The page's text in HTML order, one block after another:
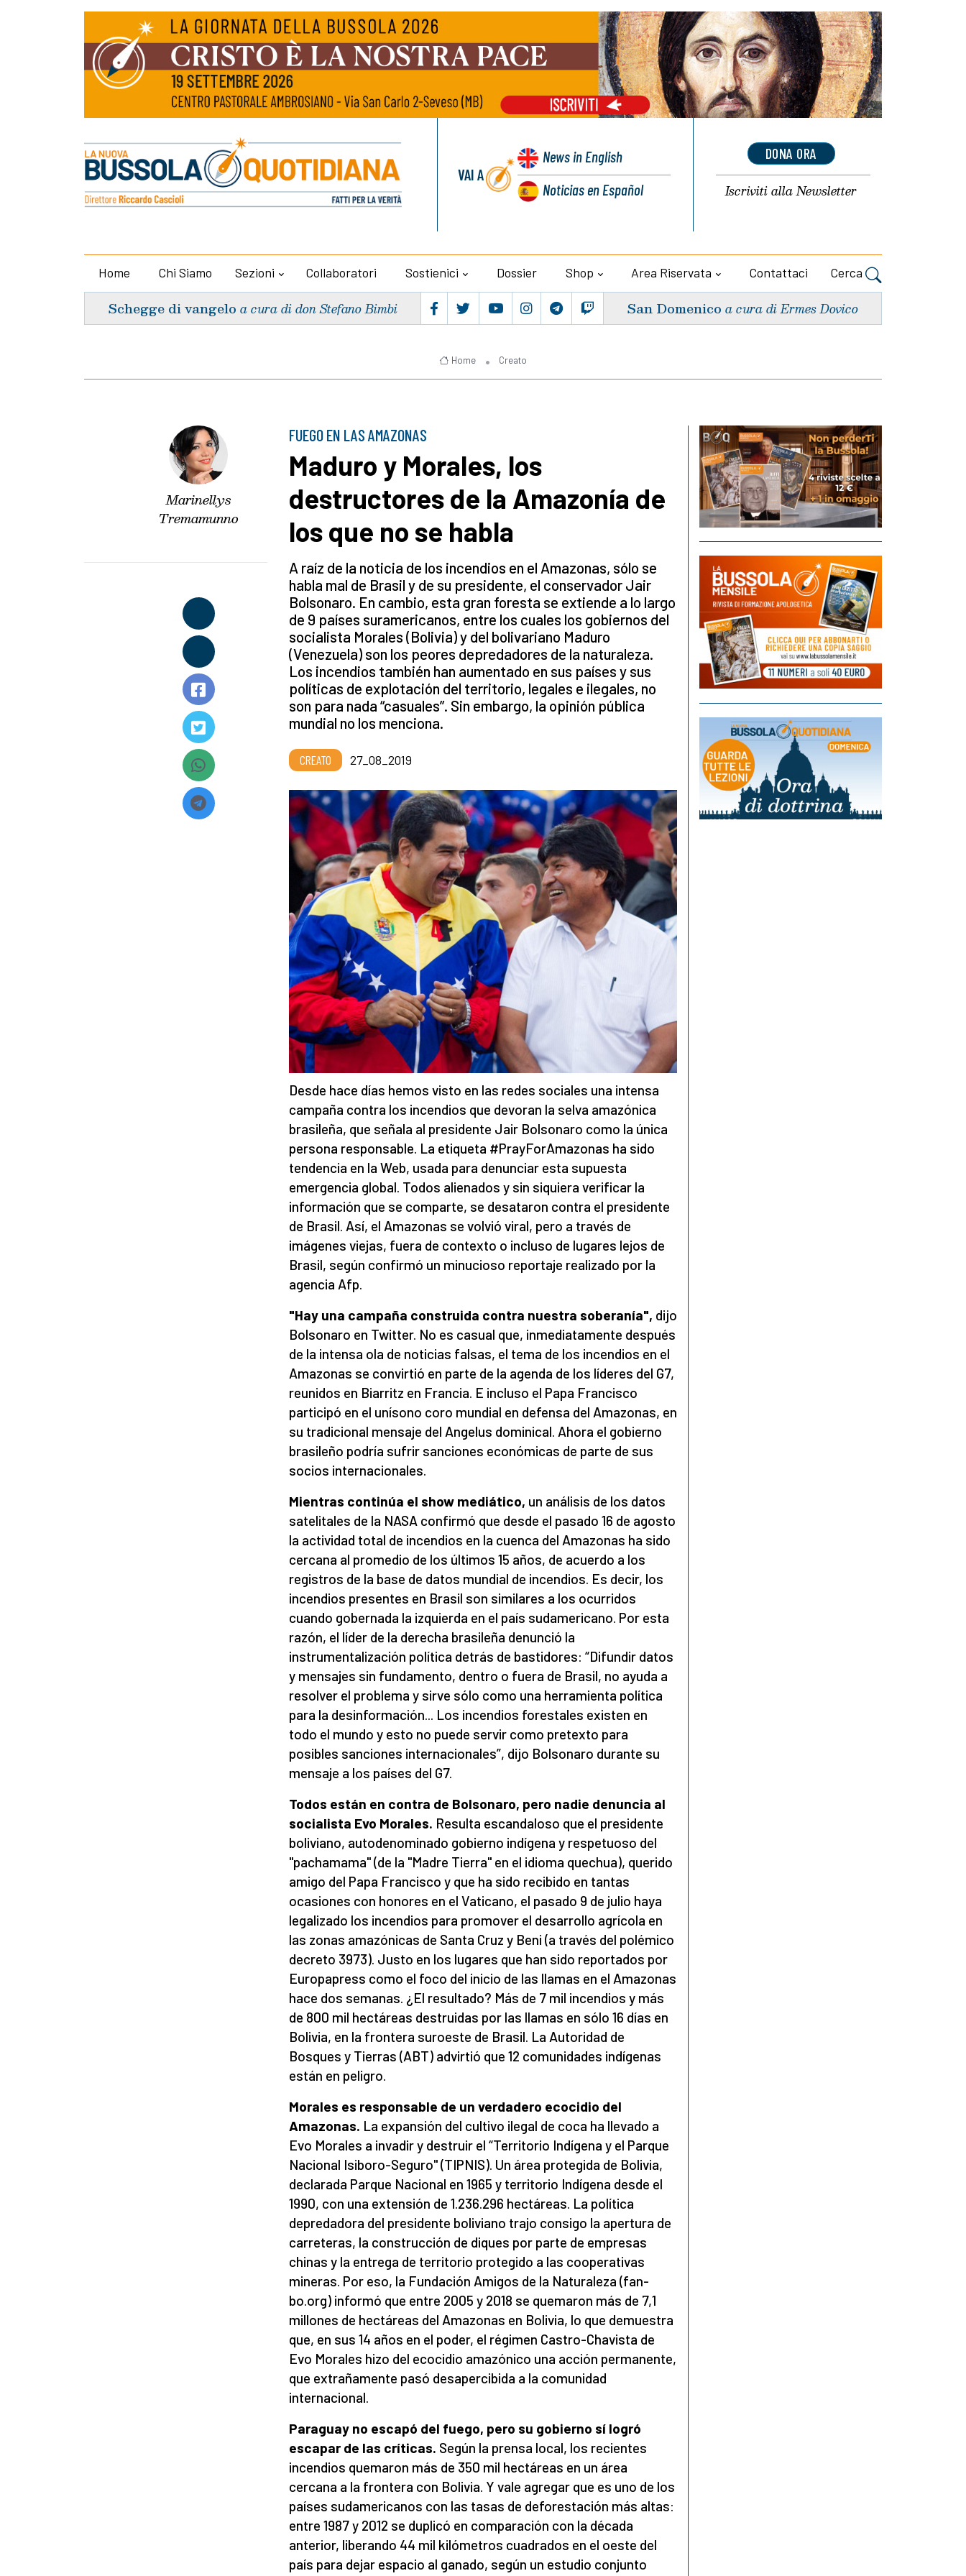
VAI A
Newsin English
Noticiasen Español
DONA ORA
Iscriviti allaNewsletter
Home Chi Siamo Sezioni Collaboratori Sostienici Dossier Shop Area Riservata Contattaci Cerca
Schegge di vangelo a cura di don Stefano Bimbi San Domenico a cura di Ermes Dovico
Home Creato
Marinellys
Tremamunno
FUEGO EN LAS AMAZONAS
Maduro y Morales, los
destructores de la Amazonía de
los que no se habla
A raíz de la noticia de los incendios en el Amazonas, sólo se
habla mal de Brasil y de su presidente, el conservador Jair
Bolsonaro. En cambio, esta gran foresta se extiende a lo largo
de 9 países suramericanos, entre los cuales los gobiernos del
socialista Morales (Bolivia) y del bolivariano Maduro
(Venezuela) son los peores depredadores de la naturaleza.
Los incendios también han aumentado en sus países y sus
políticas de explotación del territorio, legales e ilegales, no
son para nada “casuales”. Sin embargo, la opinión pública
mundial no los menciona.
CREATO 27_08_2019
Desde hace días hemos visto en las redes sociales una intensa
campaña contra los incendios que devoran la selva amazónica
brasileña, que señala al presidente Jair Bolsonaro como la única
persona responsable. La etiqueta #PrayForAmazonas ha sido
tendencia en la Web, usada para denunciar esta supuesta
emergencia global. Todos alienados y sin siquiera verificar la
información que se comparte, se desataron contra el presidente
de Brasil. Así, el Amazonas se volvió viral, pero a través de
imágenes viejas, fuera de contexto o incluso de lugares lejos de
Brasil, según confirmó un minucioso reportaje realizado por la
agencia Afp.
"Hay una campaña construida contra nuestra soberanía", dijo
Bolsonaro en Twitter. No es casual que, inmediatamente después
de la intensa ola de noticias falsas, el tema de los incendios en el
Amazonas se convirtió en parte de la agenda de los líderes del G7,
reunidos en Biarritz en Francia. E incluso el Papa Francisco
participó en el unísono coro mundial en defensa del Amazonas, en
su tradicional mensaje del Angelus dominical. Ahora el gobierno
brasileño podría sufrir sanciones económicas de parte de sus
socios internacionales.
Mientras continúa el show mediático, un análisis de los datos
satelitales de la NASA confirmó que desde el pasado 16 de agosto
la actividad total de incendios en la cuenca del Amazonas ha sido
cercana al promedio de los últimos 15 años, de acuerdo a los
registros de la base de datos mundial de incendios. Es decir, los
incendios presentes en Brasil son similares a los ocurridos
cuando gobernada la izquierda en el país sudamericano. Por esta
razón, el líder de la derecha brasileña denunció la
instrumentalización política detrás de bastidores: “Difundir datos
y mensajes sin fundamento, dentro o fuera de Brasil, no ayuda a
resolver el problema y sirve sólo como una herramienta política
para la desinformación... Los incendios forestales existen en
todo el mundo y esto no puede servir como pretexto para
posibles sanciones internacionales”, dijo Bolsonaro durante su
mensaje a los países del G7.
Todos están en contra de Bolsonaro, pero nadie denuncia al
socialista Evo Morales. Resulta escandaloso que el presidente
boliviano, autodenominado gobierno indígena y respetuoso del
"pachamama" (de la "Madre Tierra" en el idioma quechua), querido
amigo del Papa Francisco y que ha sido recibido en tantas
ocasiones con honores en el Vaticano, el pasado 9 de julio haya
legalizado los incendios para promover el desarrollo agrícola en
las zonas amazónicas de Santa Cruz y Beni (a través del polémico
decreto 3973). Justo en los lugares que han sido reportados por
Europapress como el foco del inicio de las llamas en el Amazonas
hace dos semanas. ¿El resultado? Más de 7 mil incendios y más
de 800 mil hectáreas destruidas por las llamas en sólo 16 días en
Bolivia, en la frontera suroeste de Brasil. La Autoridad de
Bosques y Tierras (ABT) advirtió que 12 comunidades indígenas
están en peligro.
Morales es responsable de un verdadero ecocidio del
Amazonas. La expansión del cultivo ilegal de coca ha llevado a
Evo Morales a invadir y destruir el “Territorio Indígena y el Parque
Nacional Isiboro-Seguro" (TIPNIS). Un área protegida de Bolivia,
declarada Parque Nacional en 1965 y territorio Indígena desde el
1990, con una extensión de 1.236.296 hectáreas. La política
depredadora del presidente boliviano trajo consigo la apertura de
carreteras, la construcción de diques por parte de empresas
chinas y la entrega de territorio protegido a las cooperativas
mineras. Por eso, la Fundación Amigos de la Naturaleza (fan-
bo.org) informó que entre 2005 y 2018 se quemaron más de 7,1
millones de hectáreas del Amazonas en Bolivia, lo que demuestra
que, en sus 14 años en el poder, el régimen Castro-Chavista de
Evo Morales hizo del ecocidio amazónico una acción permanente,
que extrañamente pasó desapercibida a la comunidad
internacional.
Paraguay no escapó del fuego, pero su gobierno sí logró
escapar de las críticas. Según la prensa local, los recientes
incendios quemaron más de 350 mil hectáreas en un área
cercana a la frontera con Bolivia. Y vale agregar que es uno de los
países sudamericanos con las tasas de deforestación más altas:
entre 1987 y 2012 se duplicó en comparación con la década
anterior, liberando 44 mil kilómetros cuadrados en el oeste del
país para dejar espacio al ganado, según un estudio conjunto